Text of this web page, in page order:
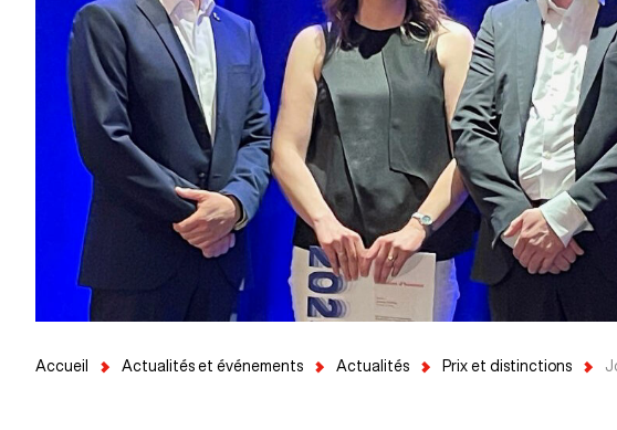
Accueil Actualités et événements Actualités Prix et distinctions